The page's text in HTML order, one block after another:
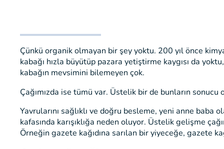
Çünkü organik olmayan bir şey yoktu. 200 yıl önce
kabağı hızla büyütüp pazara yetiştirme kaygısı da
kabağın mevsimini bilemeyen çok.
Çağımızda ise tümü var. Üstelik bir de bunların sonucu
Yavrularını sağlıklı ve doğru besleme, yeni anne baba
kafasında karışıklığa neden oluyor. Üstelik gelişme
Örneğin gazete kağıdına sarılan bir yiyeceğe, gazete